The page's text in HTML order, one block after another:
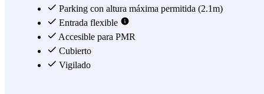
Parking con altura máxima permitida (2.1m)
Entrada flexible
Accesible para PMR
Cubierto
Vigilado